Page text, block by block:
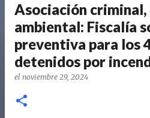
Asociación
ambiental: Fiscalía
preventiva para los
detenidos por
el noviembre 29, 2024